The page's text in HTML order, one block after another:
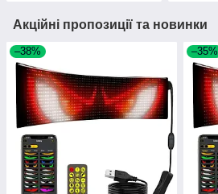
Акційні пропозиції та новинки
–38% –35%